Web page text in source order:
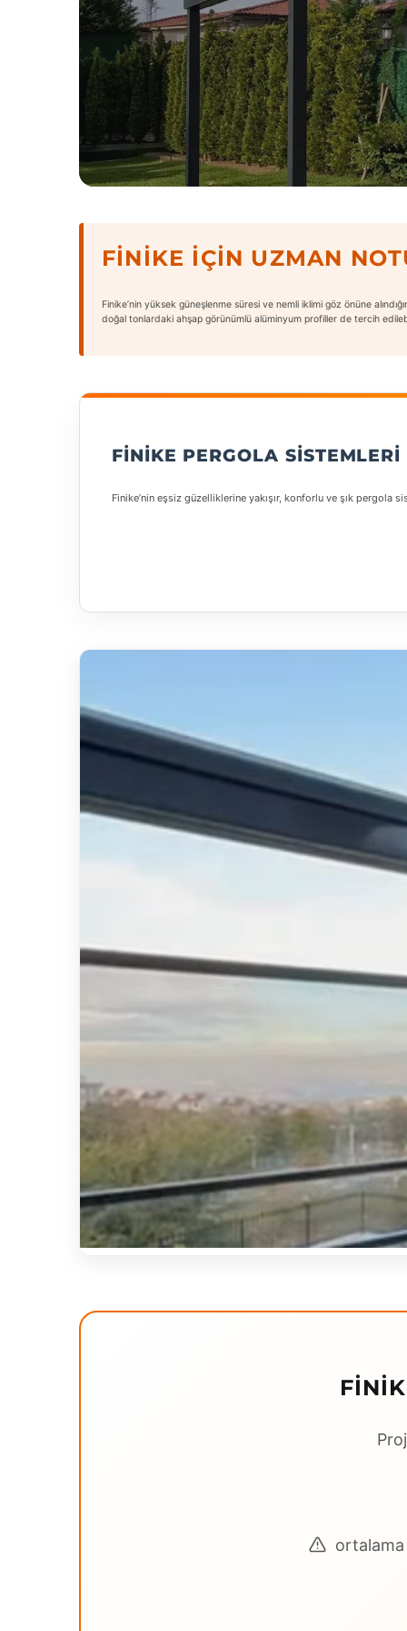
FINIKE İÇIN UZMAN
Finike’nin yüksek güneşlenme süresi ve nemli iklimi göz önüne
doğal tonlardaki ahşap görünümlü alüminyum profiller de tercih
FINIKE PERGOLA
Finike’nin eşsiz güzelliklerine yakışır, konforlu ve şık pergola